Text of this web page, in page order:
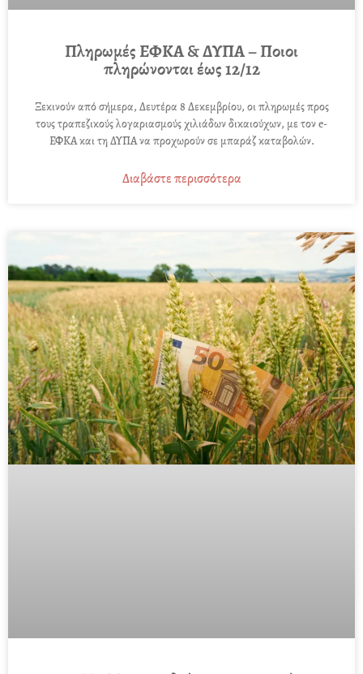
Πληρωμές ΕΦΚΑ & ΔΥΠΑ – Ποιοι
πληρώνονται έως 12/12
Ξεκινούν από σήμερα, Δευτέρα 8 Δεκεμβρίου, οι πληρωμές προς
τους τραπεζικούς λογαριασμούς χιλιάδων δικαιούχων, με τον e-
ΕΦΚΑ και τη ΔΥΠΑ να προχωρούν σε μπαράζ καταβολών.
Διαβάστε περισσότερα